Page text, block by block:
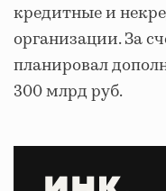
кредитные и
организации. За
планировал
300 млрд руб.